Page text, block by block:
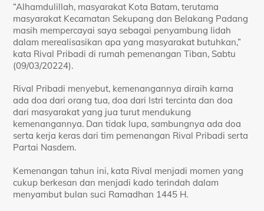
“Alhamdulillah, masyarakat Kota Batam, terutama
masyarakat Kecamatan Sekupang dan Belakang Padang
masih mempercayai saya sebagai penyambung lidah
dalam merealisasikan apa yang masyarakat butuhkan,”
kata Rival Pribadi di rumah pemenangan Tiban, Sabtu
(09/03/20224).
Rival Pribadi menyebut, kemenangannya diraih karna
ada doa dari orang tua, doa dari Istri tercinta dan doa
dari masyarakat yang jua turut mendukung
kemenangannya. Dan tidak lupa, sambungnya ada doa
serta kerja keras dari tim pemenangan Rival Pribadi serta
Partai Nasdem.
Kemenangan tahun ini, kata Rival menjadi momen yang
cukup berkesan dan menjadi kado terindah dalam
menyambut bulan suci Ramadhan 1445 H.